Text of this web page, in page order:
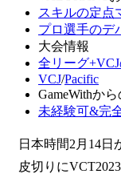
スキルの定点
プロ選手のデ
大会情報
全リーグ
VCJ/Pacific
GameWithか
未経験可&完
日本時間2月14日
皮切りに